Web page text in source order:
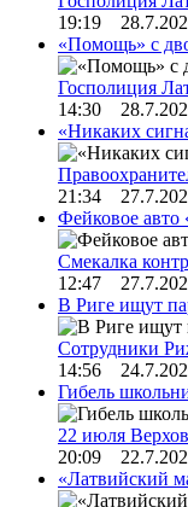
19:19
«Помощь» с
Госполиция
14:30
«Никаких
21:34
Фейковое авто
Смекалка
12:47
В Риге ищут
Сотрудники
14:56
Гибель
22 июля
20:09
«Латвийский